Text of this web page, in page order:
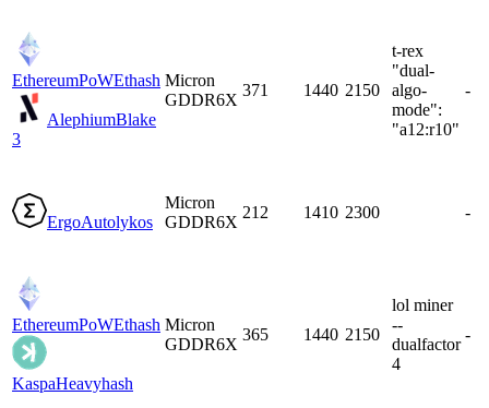
EthereumPoWEthash
AlephiumBlake
3
Micron
GDDR6X
371 1440 2150
t-rex
"dual-
algo-
mode":
"a12:r10"
-
ErgoAutolykos
Micron
GDDR6X
212 1410 2300 -
EthereumPoWEthash
KaspaHeavyhash
Micron
GDDR6X
365 1440 2150
lol miner
--
dualfactor
4
-